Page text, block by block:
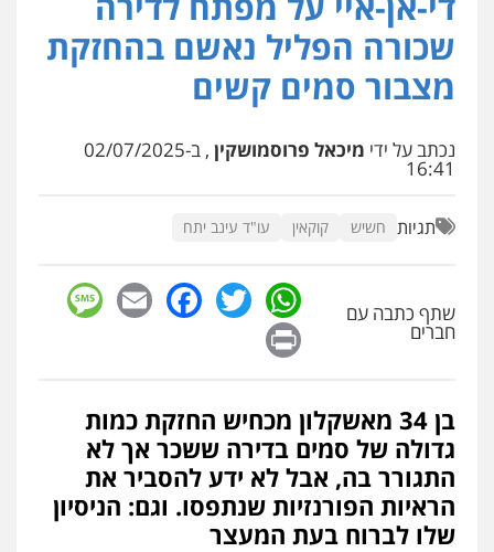
פלילי עורכי דין לענייני אסירים פשיעה
חמורה מעצרים וחקירות
0507587013
פלילי תעבורה אזרחי נזיקין ביטוח
כלכלי פשיעה חמורה נוער
0505555110
0526409925
עו"ד משה פלמור
כלכלי צווארון לבן עורכי דין לענייני
אסירים
שכורה הפליל נאשם בהחזקת
מצבור סמים קשים
נכתב על ידי מיכאל פרוסמושקין , ב-02/07/2025
16:41
תגיות חשיש קוקאין עו"ד עינב יתח
שתף כתבה עם
חברים
WhatsApp
Twitter
Facebook
Email
בן 34 מאשקלון מכחיש החזקת כמות
גדולה של סמים בדירה ששכר אך לא
התגורר בה, אבל לא ידע להסביר את
הראיות הפורנזיות שנתפסו. וגם: הניסיון
שלו לברוח בעת המעצר